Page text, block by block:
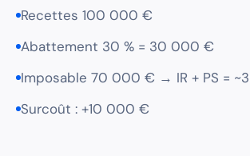
Recettes 100 000 €
Abattement 30 % = 30 000 €
Imposable 70 000 € → IR + PS =
Surcoût : +10 000 €